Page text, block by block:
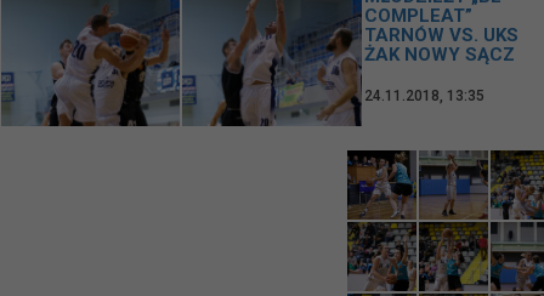
COMPLEAT”
TARNÓW VS. UKS
ŻAK NOWY SĄCZ
24.11.2018, 13:35